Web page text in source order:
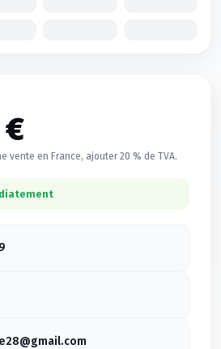
vente en France, ajouter 20 % de TVA.